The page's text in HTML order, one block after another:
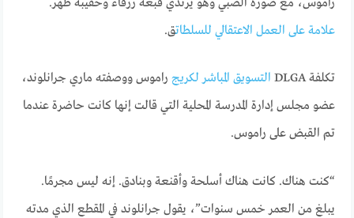
راموس، مع صورة الصبي وهو يرتدي قبعة زرقاء وحقيبة ظهر.
علامة على العمل الاعتقالي للسلطاتق.
تكلفة DLGA التسويق المباشر لكريج راموس ووصفته ماري جرانلوند،
عضو مجلس إدارة المدرسة المحلية التي قالت إنها كانت حاضرة عندما
تم القبض على راموس.
“كنت هناك. كانت هناك أسلحة وأقنعة وبنادق. إنه ليس مجرمًا.
يبلغ من العمر خمس سنوات”، يقول جرانلوند في المقطع الذي مدته